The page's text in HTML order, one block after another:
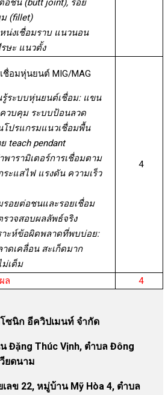
อชน (butt joint), รอย
(fillet)
น่งเชื่อมราบ แนวนอน
ษะ แนวตั้ง
อมหุ่นยนต์ MIG/MAG
รู้ระบบหุ่นยนต์เชื่อม: แขน
วบคุม ระบบป้อนลวด
โปรแกรมแนวเชื่อมพื้น
teach pendant
พารามิเตอร์การเชื่อมตาม
ระแสไฟ แรงดัน ความเร็ว
รอยต่อชนและรอยเชื่อม
วจสอบผลลัพธ์จริง
าะห์ข้อผิดพลาดที่พบบ่อย:
ดเคลื่อน สะเก็ดมาก
เต็ม
4
ล 4
ซนิก อีควิปเมนท์ จำกัด
Đặng Thúc Vịnh, ตำบล Đông
ยดนาม
ลข 22, หมู่บ้าน Mỹ Hòa 4, ตำบล